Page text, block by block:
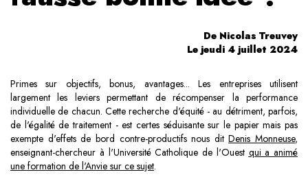
De Nicolas Treuvey
Le jeudi 4 juillet 2024
Primes sur objectifs, bonus, avantages... Les entreprises utilisent
largement les leviers permettant de récompenser la performance
individuelle de chacun. Cette recherche d'équité - au détriment, parfois,
de l'égalité de traitement - est certes séduisante sur le papier mais pas
exempte d'effets de bord contre-productifs nous ditDenis Monneuse,
enseignant-chercheur à l'Université Catholique de l'Ouest qui a animé
une formation de l'Anvie sur ce sujet.